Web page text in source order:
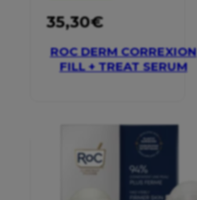
35,30€
ROC DERM CORREXION
FILL + TREAT SERUM